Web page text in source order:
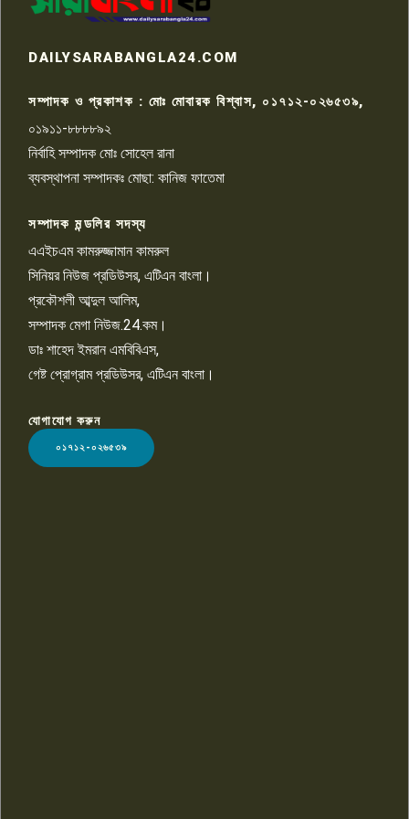
রাজশাহীতে সন্ত্রাসী হামলায় গুরুতর
চাঁদাবাজি ও হয়রানির অভিযোগ
১০
LOGO
DAILYSARABANGLA24.COM
সম্পাদক ও প্রকাশক : মোঃ মোবারক বিশ্বাস, ০১৭১২-০২৬৫৩৯,
০১৯১১-৮৮৮৮৯২
নির্বাহি সম্পাদক মোঃ সোহেল রানা
ব্যবস্থাপনা সম্পাদকঃ মোছা: কানিজ ফাতেমা
সম্পাদক মন্ডলির সদস্য
এএইচএম কামরুজ্জামান কামরুল
সিনিয়র নিউজ প্রডিউসর, এটিএন বাংলা।
প্রকৌশলী আব্দুল আলিম,
সম্পাদক মেগা নিউজ.24.কম।
ডাঃ শাহেদ ইমরান এমবিবিএস,
গেষ্ট প্রোগ্রাম প্রডিউসর, এটিএন বাংলা।
যোগাযোগ করুন
০১৭১২-০২৬৫৩৯